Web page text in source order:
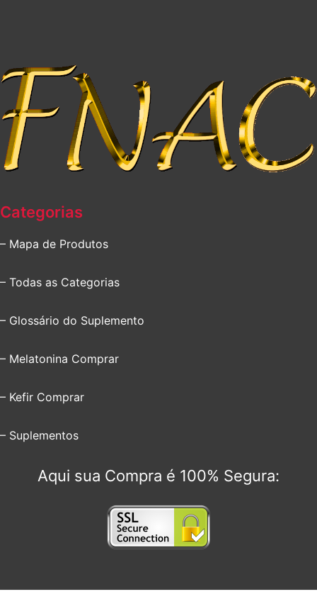
Categorias
– Mapa de Produtos
– Todas as Categorias
– Glossário do Suplemento
– Melatonina Comprar
– Kefir Comprar
– Suplementos
Aqui sua Compra é 100% Segura: